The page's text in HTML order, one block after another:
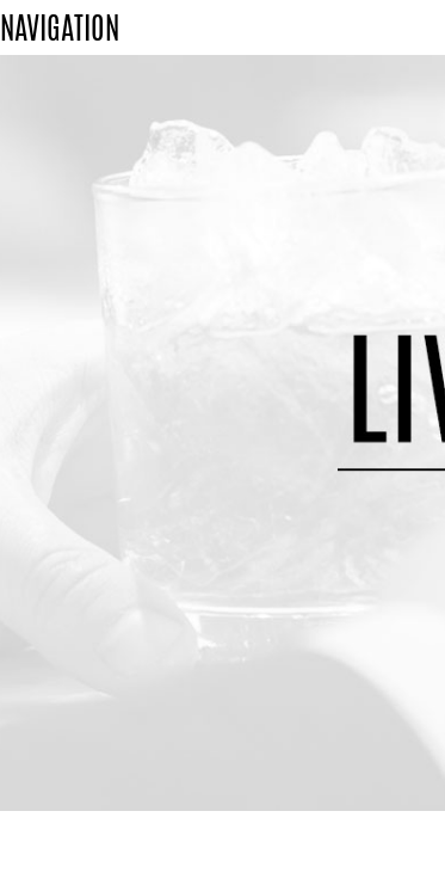
NAVIGATION